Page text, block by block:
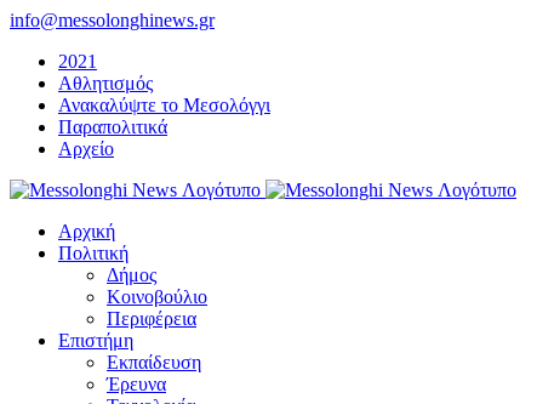
Μετάβαση
περιεχόμενο
info@messolonghinews.gr
2021
Αθλητισμός
Ανακαλύψτε το Μεσολόγγι
Παραπολιτικά
Αρχείο
Αρχική
Πολιτική
Δήμος
Κοινοβούλιο
Περιφέρεια
Επιστήμη
Εκπαίδευση
Έρευνα